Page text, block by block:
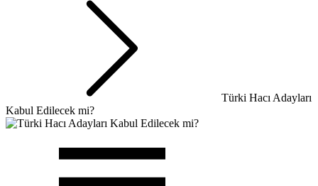
Türki Hacı Adayları
Kabul Edilecek mi?